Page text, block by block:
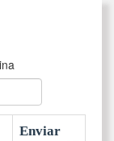
Enviar